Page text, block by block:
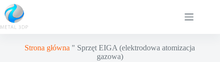
Strona główna " Sprzęt EIGA (elektrodowa atomizacja
gazowa)